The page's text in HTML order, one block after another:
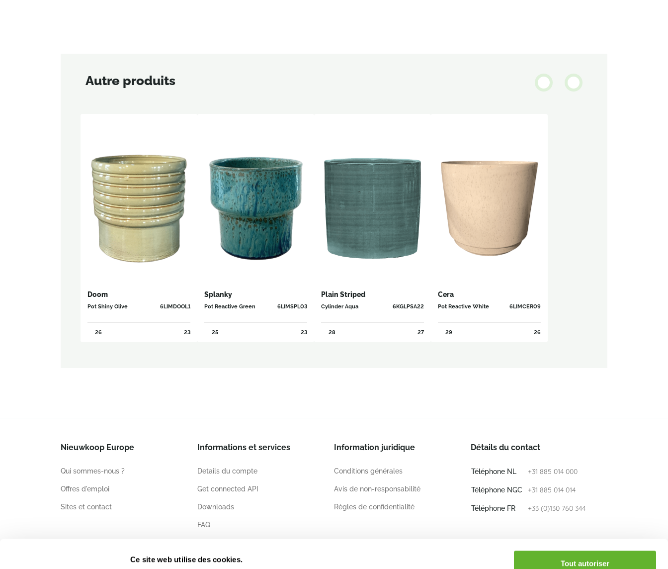
Ce site web utilise des cookies. Tout autoriser
Autre produits
Doom
Pot Shiny Olive 6LIMDOOL1
26 23
Splanky
Pot Reactive Green 6LIMSPL03
25 23
Plain Striped
Cylinder Aqua 6KGLPSA22
28 27
Cera
Pot Reactive White 6LIMCER09
29 26
Nieuwkoop Europe
Qui sommes-nous ?
Offres d'emploi
Sites et contact
Informations et services
Details du compte
Get connected API
Downloads
FAQ
Information juridique
Conditions générales
Avis de non-responsabilité
Règles de confidentialité
Détails du contact
Téléphone NL +31 885 014 000
Téléphone NGC +31 885 014 014
Téléphone FR +33 (0)130 760 344
info@nieuwkoop-europe.com